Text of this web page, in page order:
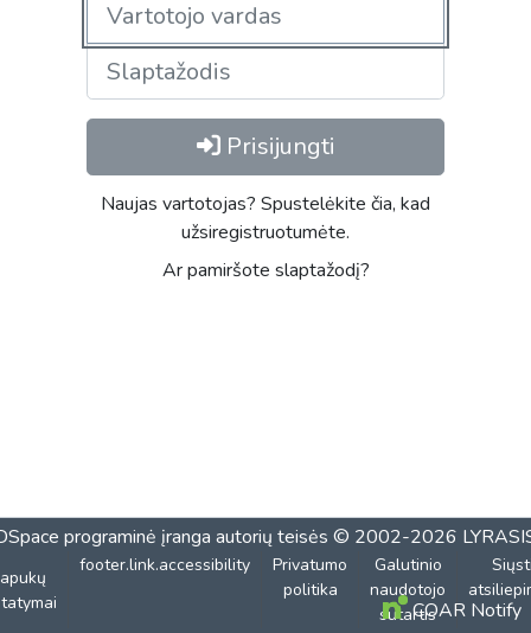
Prisijungti
Naujas vartotojas? Spustelėkite čia, kad
užsiregistruotumėte.
Ar pamiršote slaptažodį?
programinė įranga autorių teisės © 2002-2026
footer.link.accessibility
Privatumo
politika
Galutinio
naudotojo
sutartisCOAR Notify